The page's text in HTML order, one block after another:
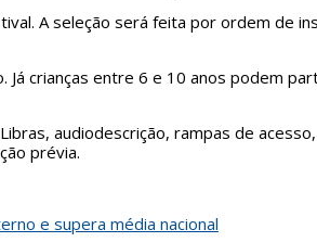
A seleção será feita por ordem de
crianças entre 6 e 10 anos podem
audiodescrição, rampas de
prévia.
e supera média nacional